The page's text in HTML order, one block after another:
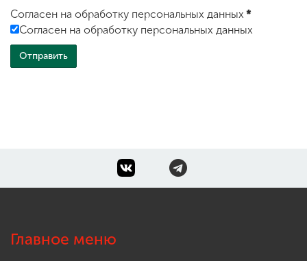
Согласен на обработку персональных данных *
Согласен на обработку персональных данных
Главное меню